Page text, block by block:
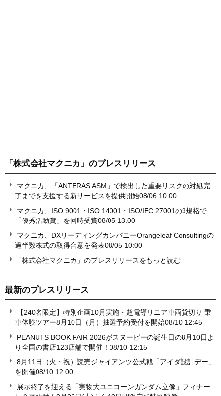
「株式会社マクニカ」 のプレスリリース
マクニカ、「ANTERAS ASM」で検出した重要リスクの対処完
了までを支援する新サービスを提供開始08/06 10:00
マクニカ、ISO 9001・ISO 14001・ISO/IEC 27001の3規格で
「優秀活動賞」を同時受賞08/05 13:00
マクニカ、DXリーディングカンパニーOrangeleaf Consultingの
過半数株式の取得合意を発表08/05 10:00
「株式会社マクニカ」のプレスリリースをもっと読む
最新のプレスリリース
【240名限定】特別企画10月実施・超電導リニア車両貸切り 乗
車体験ツアー8月10日（月）抽選予約受付を開始08/10 12:45
PEANUTS BOOK FAIR 2026がスヌーピーの誕生日の8月10日よ
り全国の書店123店舗で開催！ 08/10 12:15
8月11日（火・祝）読売ジャイアンツ公式戦「アイダ設計デー」
を開催08/10 12:00
展示終了を迎える「実物大ユニコーンガンダム立像」フィナー